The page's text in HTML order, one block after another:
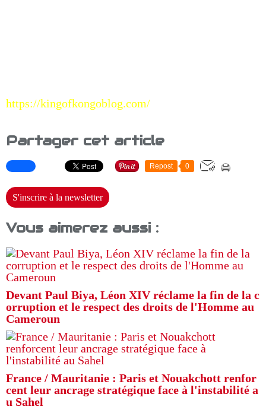
https://kingofkongoblog.com/
Partager cet article
Repost 0
S'inscrire à la newsletter
Vous aimerez aussi :
Devant Paul Biya, Léon XIV réclame la fin de la c
orruption et le respect des droits de l'Homme au
Cameroun
France / Mauritanie : Paris et Nouakchott renfor
cent leur ancrage stratégique face à l'instabilité a
u Sahel